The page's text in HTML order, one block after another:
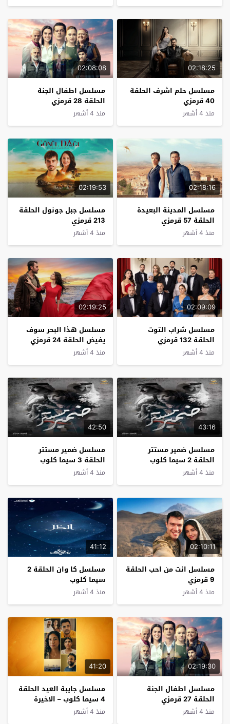
02:18:25
مسلسل حلم اشرف الحلقة
40 قرمزي
منذ 4 أشهر
02:08:08
مسلسل اطفال الجنة
الحلقة 28 قرمزي
منذ 4 أشهر
02:18:16
مسلسل المدينة البعيدة
الحلقة 57 قرمزي
منذ 4 أشهر
02:19:53
مسلسل جبل جونول الحلقة
213 قرمزي
منذ 4 أشهر
02:09:09
مسلسل شراب التوت
الحلقة 132 قرمزي
منذ 4 أشهر
02:19:25
مسلسل هذا البحر سوف
يفيض الحلقة 24 قرمزي
منذ 4 أشهر
43:16
مسلسل ضمير مستتر
الحلقة 2 سيما كلوب
منذ 4 أشهر
42:50
مسلسل ضمير مستتر
الحلقة 3 سيما كلوب
منذ 4 أشهر
02:10:11
مسلسل انت من احب الحلقة
9 قرمزي
منذ 4 أشهر
41:12
مسلسل كا وان الحلقة 2
سيما كلوب
منذ 4 أشهر
02:19:30
مسلسل اطفال الجنة
الحلقة 27 قرمزي
منذ 4 أشهر
41:20
مسلسل جايبة العيد الحلقة
4 سيما كلوب – الاخيرة
منذ 4 أشهر